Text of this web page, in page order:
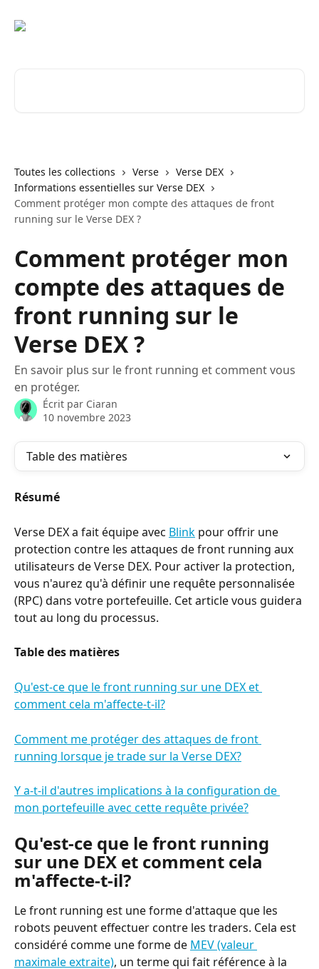
Toutes les collections Verse
Verse DEX
Informations essentielles sur Verse DEX
Comment protéger mon compte des attaques de front
running sur le Verse DEX ?
Comment protéger mon
compte des attaques de
front running sur le
Verse DEX ?
En savoir plus sur le front running et comment vous
en protéger.
Écrit par Ciaran
10 novembre 2023
Table des matières
Résumé
Verse DEX a fait équipe avec Blink pour offrir une
protection contre les attaques de front running aux
utilisateurs de Verse DEX. Pour activer la protection,
vous n'aurez qu'à définir une requête personnalisée
(RPC) dans votre portefeuille. Cet article vous guidera
tout au long du processus.
Table des matières
Qu'est-ce que le front running sur une DEX et
comment cela m'affecte-t-il?
Comment me protéger des attaques de front
running lorsque je trade sur la Verse DEX?
Y a-t-il d'autres implications à la configuration de
mon portefeuille avec cette requête privée?
Qu'est-ce que le front running
sur une DEX et comment cela
m'affecte-t-il?
Le front running est une forme d'attaque que les
robots peuvent effectuer contre les traders. Cela est
considéré comme une forme de MEV (valeur
maximale extraite), un terme qui fait référence à la